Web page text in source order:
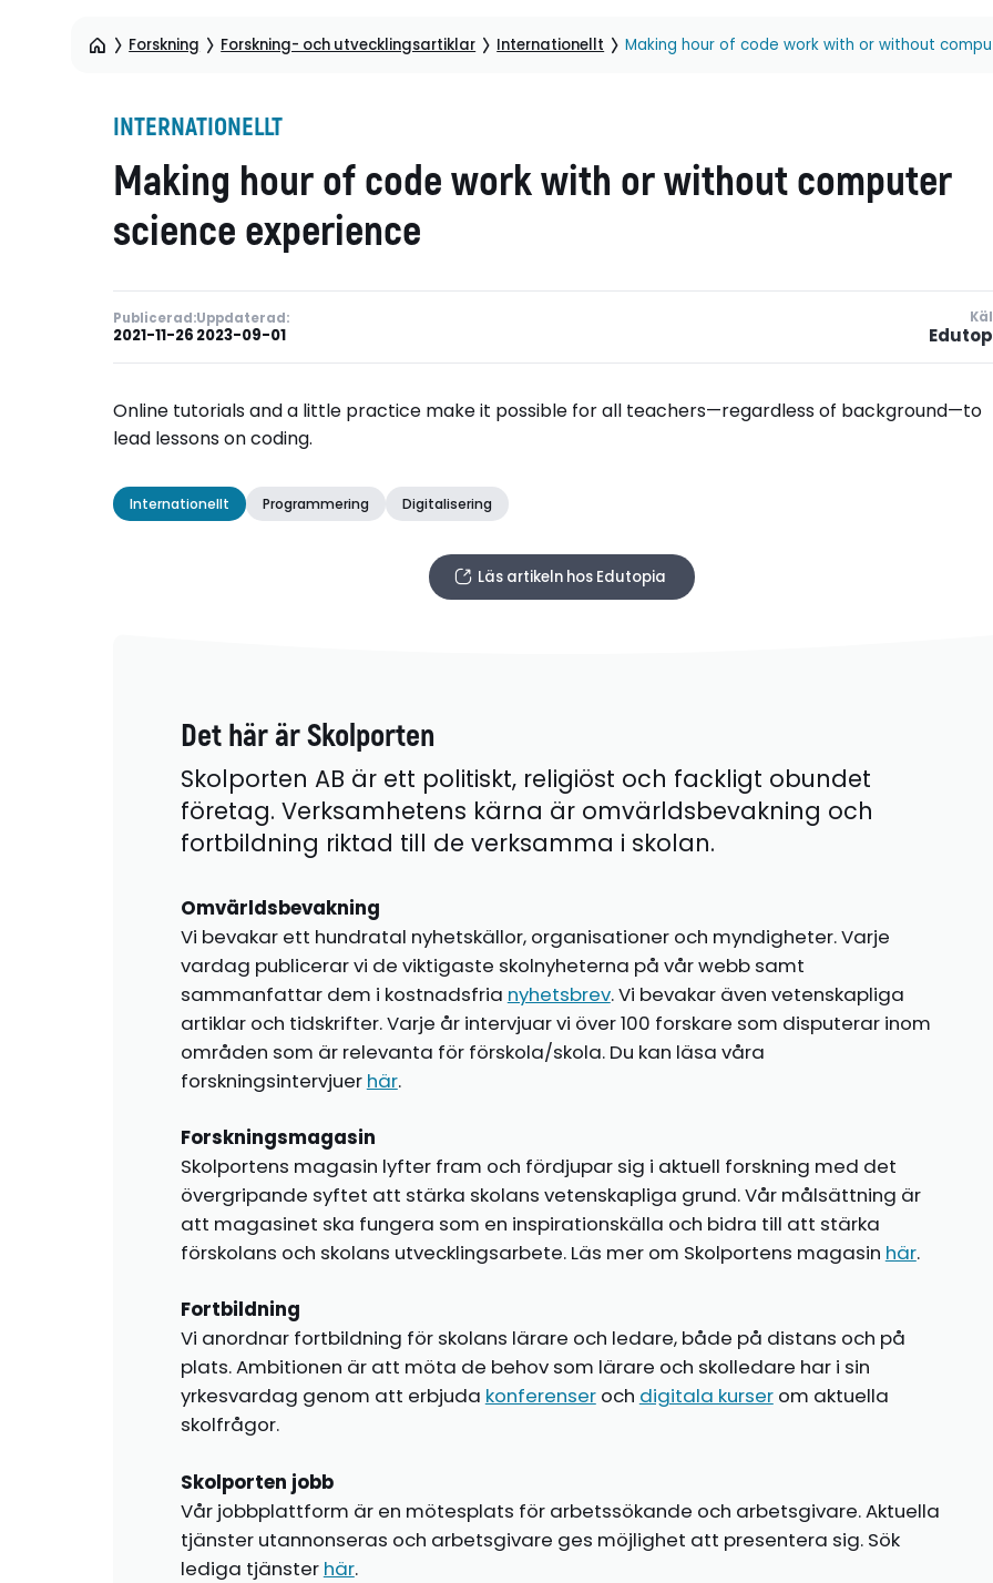
Forskning Forskning- och utvecklingsartiklar Internationellt Making hour of code work with or without
INTERNATIONELLT
Making hour of code work with or without computer
science experience
Publicerad:
2021-11-26
Uppdaterad:
2023-09-01
Online tutorials and a little practice make it possible for all teachers—regardless of background—to
lead lessons on coding.
Internationellt Programmering Digitalisering
Läs artikeln hos Edutopia
Det här är Skolporten
Skolporten AB är ett politiskt, religiöst och fackligt obundet
företag. Verksamhetens kärna är omvärldsbevakning och
fortbildning riktad till de verksamma i skolan.
Omvärldsbevakning
Vi bevakar ett hundratal nyhetskällor, organisationer och myndigheter. Varje
vardag publicerar vi de viktigaste skolnyheterna på vår webb samt
sammanfattar dem i kostnadsfria nyhetsbrev. Vi bevakar även vetenskapliga
artiklar och tidskrifter. Varje år intervjuar vi över 100 forskare som disputerar inom
områden som är relevanta för förskola/skola. Du kan läsa våra
forskningsintervjuer här.
Forskningsmagasin
Skolportens magasin lyfter fram och fördjupar sig i aktuell forskning med det
övergripande syftet att stärka skolans vetenskapliga grund. Vår målsättning är
att magasinet ska fungera som en inspirationskälla och bidra till att stärka
förskolans och skolans utvecklingsarbete. Läs mer om Skolportens magasin här.
Fortbildning
Vi anordnar fortbildning för skolans lärare och ledare, både på distans och på
plats. Ambitionen är att möta de behov som lärare och skolledare har i sin
yrkesvardag genom att erbjuda konferenseroch digitala kurserom aktuella
skolfrågor.
Skolporten jobb
Vår jobbplattform är en mötesplats för arbetssökande och arbetsgivare. Aktuella
tjänster utannonseras och arbetsgivare ges möjlighet att presentera sig. Sök
lediga tjänster här.